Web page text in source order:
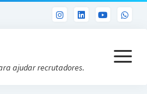
ajudar recrutadores.
open
menu